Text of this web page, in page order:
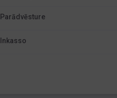
Parādvēsture
Inkasso